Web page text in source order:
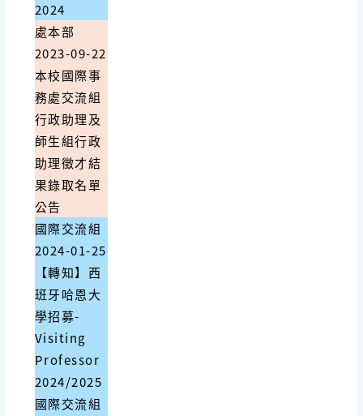
2024
處本部
2023-09-22
本校國際事
務處交流組
行政助理及
師生組行政
助理徵才結
果錄取名單
公告
國際交流組
2024-01-25
【轉知】西
班牙哈恩大
學招募-
Visiting
Professor
2024/2025
國際交流組